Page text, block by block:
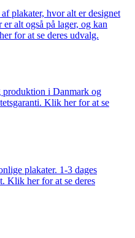
plakater, hvor alt er designet
alt også på lager, og kan
for at se deres udvalg.
i Danmark og
Klik her for at se
plakater. 1-3 dages
Klik her for at se deres